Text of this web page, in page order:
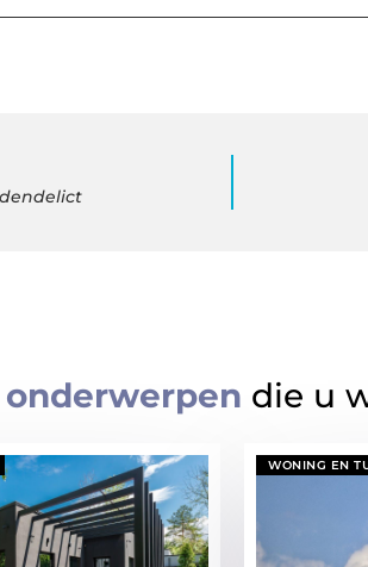
die u
WONING EN